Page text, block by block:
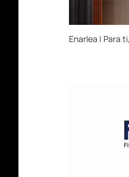
Enarlea | Para